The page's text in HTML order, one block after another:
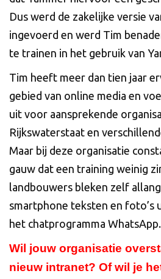
Dus werd de zakelijke versie
ingevoerd en werd Tim
te trainen in het gebruik van
Tim heeft meer dan tien jaar
gebied van online media en
uit voor aansprekende
Rijkswaterstaat en
Maar bij deze organisatie
gauw dat een training weinig
landbouwers bleken zelf
smartphone teksten en foto’s
het chatprogramma WhatsApp.
Wil jouw organisatie
nieuw intranet? Of wil je